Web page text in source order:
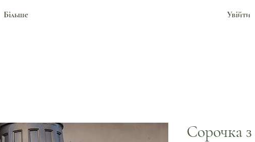
Більше Увійти
Сорочка з